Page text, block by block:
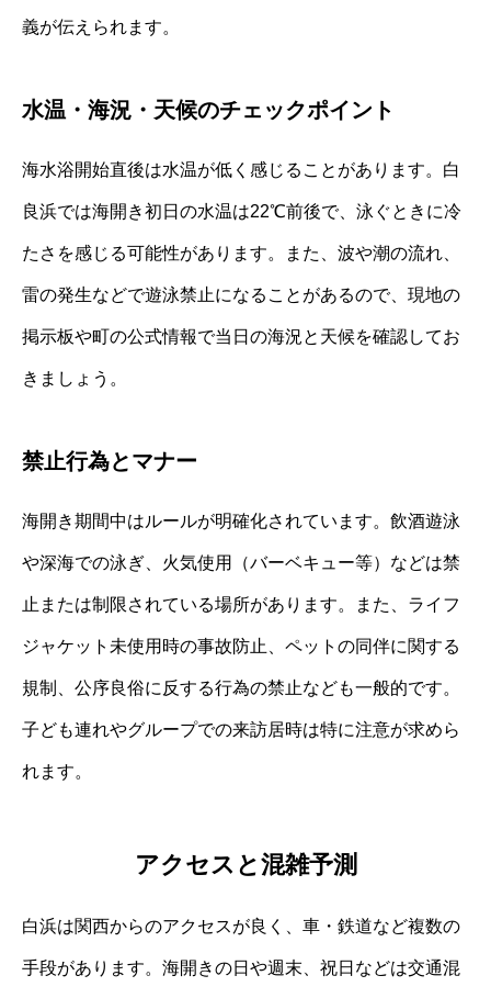
義が伝えられます。
水温・海況・天候のチェックポイント
海水浴開始直後は水温が低く感じることがあります。白
良浜では海開き初日の水温は22℃前後で、泳ぐときに冷
たさを感じる可能性があります。また、波や潮の流れ、
雷の発生などで遊泳禁止になることがあるので、現地の
掲示板や町の公式情報で当日の海況と天候を確認してお
きましょう。
禁止行為とマナー
海開き期間中はルールが明確化されています。飲酒遊泳
や深海での泳ぎ、火気使用（バーベキュー等）などは禁
止または制限されている場所があります。また、ライフ
ジャケット未使用時の事故防止、ペットの同伴に関する
規制、公序良俗に反する行為の禁止なども一般的です。
子ども連れやグループでの来訪居時は特に注意が求めら
れます。
アクセスと混雑予測
白浜は関西からのアクセスが良く、車・鉄道など複数の
手段があります。海開きの日や週末、祝日などは交通混